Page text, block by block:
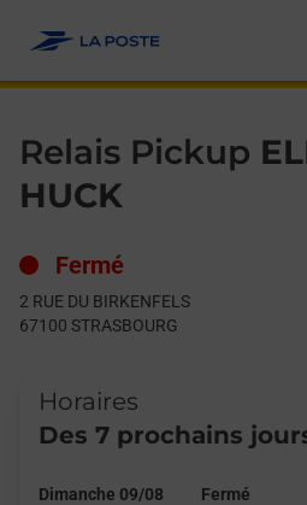
Relais Pickup
HUCK
Fermé
2 RUE DU BIRKENFELS
67100 STRASBOURG
Horaires
Des 7 prochains
Dimanche 09/08
Fermé